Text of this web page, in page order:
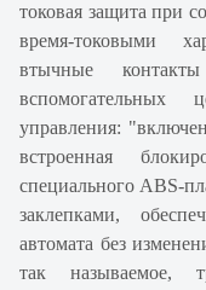
токовая защита при
время-токовыми
втычные
вспомогательных
управления:
встроенная
специального ABS-
заклепками,
автомата без
так называемое,